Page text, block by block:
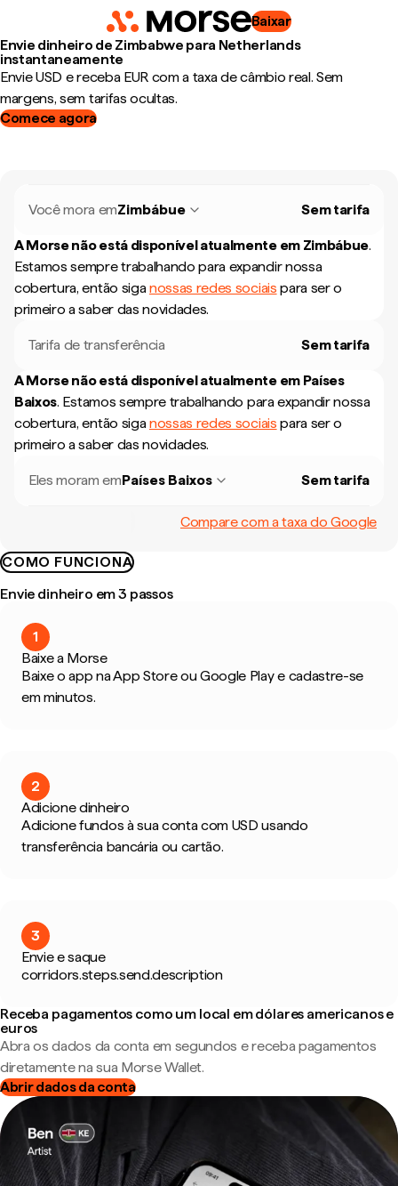
Baixar
Envie dinheiro de Zimbabwe para Netherlands
instantaneamente
Envie USD e receba EUR com a taxa de câmbio real. Sem
margens, sem tarifas ocultas.
Comece agora
Você mora emZimbábue Sem tarifa
A Morse não está disponível atualmente em Zimbábue.
Estamos sempre trabalhando para expandir nossa
cobertura, então siganossas redes sociais para ser o
primeiro a saber das novidades.
Tarifa de transferência Sem tarifa
A Morse não está disponível atualmente em Países
Baixos. Estamos sempre trabalhando para expandir nossa
cobertura, então siganossas redes sociais para ser o
primeiro a saber das novidades.
Eles moram emPaíses Baixos Sem tarifa
Compare com a taxa do Google
COMO FUNCIONA
Envie dinheiro em 3 passos
1
Baixe a Morse
Baixe o app na App Store ou Google Play e cadastre-se
em minutos.
2
Adicione dinheiro
Adicione fundos à sua conta com USD usando
transferência bancária ou cartão.
3
Envie e saque
corridors.steps.send.description
Receba pagamentos como um local em dólares americanos e
euros
Abra os dados da conta em segundos e receba pagamentos
diretamente na sua Morse Wallet.
Abrir dados da conta